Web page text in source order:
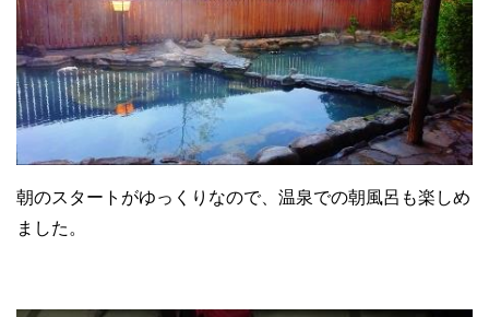
朝のスタートがゆっくりなので、温泉での朝風呂も楽しめ
ました。